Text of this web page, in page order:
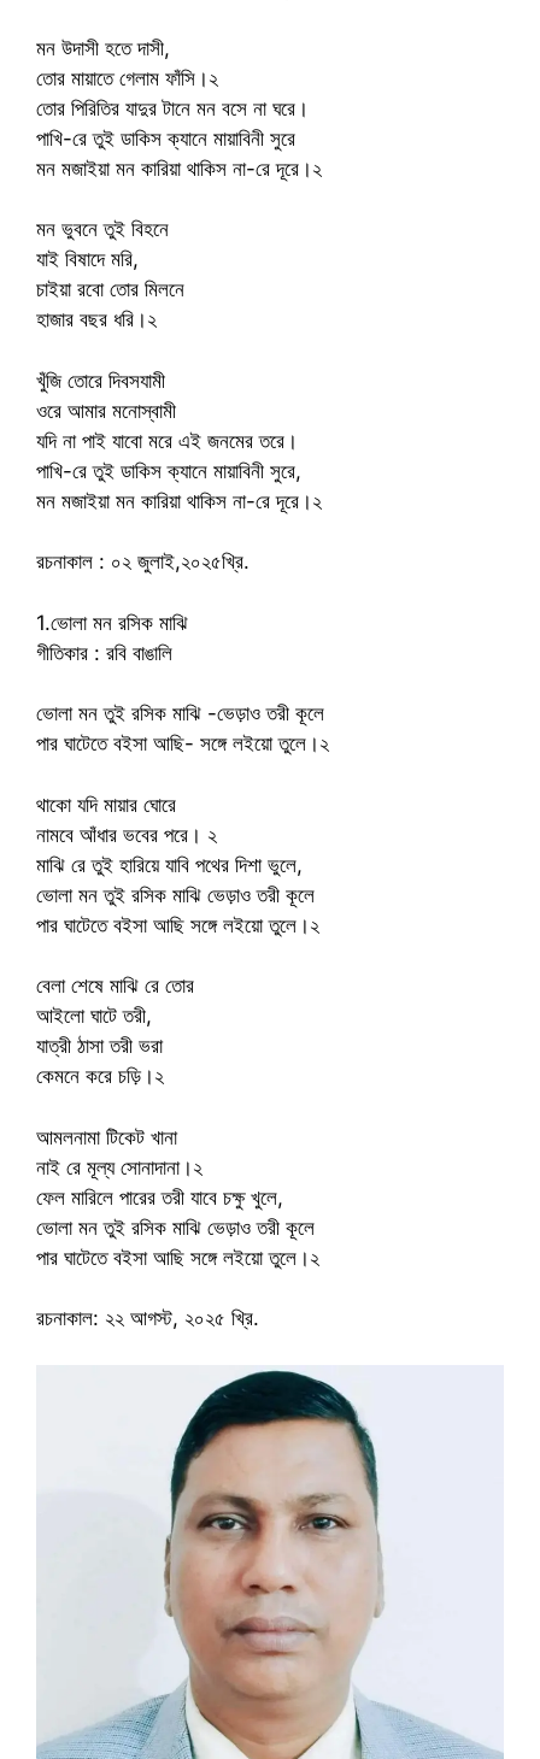
মন উদাসী হতে দাসী,
তোর মায়াতে গেলাম ফাঁসি।২
তোর পিরিতির যাদুর টানে মন বসে না ঘরে।
পাখি-রে তুই ডাকিস ক্যানে মায়াবিনী সুরে
মন মজাইয়া মন কারিয়া থাকিস না-রে দূরে।২
মন ভুবনে তুই বিহনে
যাই বিষাদে মরি,
চাইয়া রবো তোর মিলনে
হাজার বছর ধরি।২
খুঁজি তোরে দিবসযামী
ওরে আমার মনোস্বামী
যদি না পাই যাবো মরে এই জনমের তরে।
পাখি-রে তুই ডাকিস ক্যানে মায়াবিনী সুরে,
মন মজাইয়া মন কারিয়া থাকিস না-রে দূরে।২
রচনাকাল : ০২ জুলাই,২০২৫খ্রি.
1.ভোলা মন রসিক মাঝি
গীতিকার : রবি বাঙালি
ভোলা মন তুই রসিক মাঝি -ভেড়াও তরী কূলে
পার ঘাটেতে বইসা আছি- সঙ্গে লইয়ো তুলে।২
থাকো যদি মায়ার ঘোরে
নামবে আঁধার ভবের পরে। ২
মাঝি রে তুই হারিয়ে যাবি পথের দিশা ভুলে,
ভোলা মন তুই রসিক মাঝি ভেড়াও তরী কূলে
পার ঘাটেতে বইসা আছি সঙ্গে লইয়ো তুলে।২
বেলা শেষে মাঝি রে তোর
আইলো ঘাটে তরী,
যাত্রী ঠাসা তরী ভরা
কেমনে করে চড়ি।২
আমলনামা টিকেট খানা
নাই রে মূল্য সোনাদানা।২
ফেল মারিলে পারের তরী যাবে চক্ষু খুলে,
ভোলা মন তুই রসিক মাঝি ভেড়াও তরী কূলে
পার ঘাটেতে বইসা আছি সঙ্গে লইয়ো তুলে।২
রচনাকাল: ২২ আগস্ট, ২০২৫ খ্রি.